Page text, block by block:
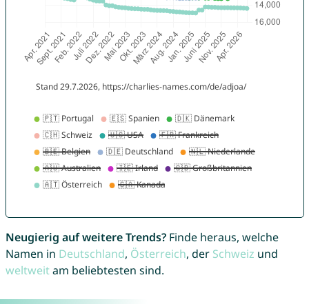
Neugierig auf weitere Trends?Finde heraus, welche
Namen in Deutschland, Österreich, der Schweiz und
weltweitam beliebtesten sind.